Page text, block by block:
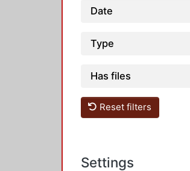
Date
Type
Has files
Reset filters
Settings